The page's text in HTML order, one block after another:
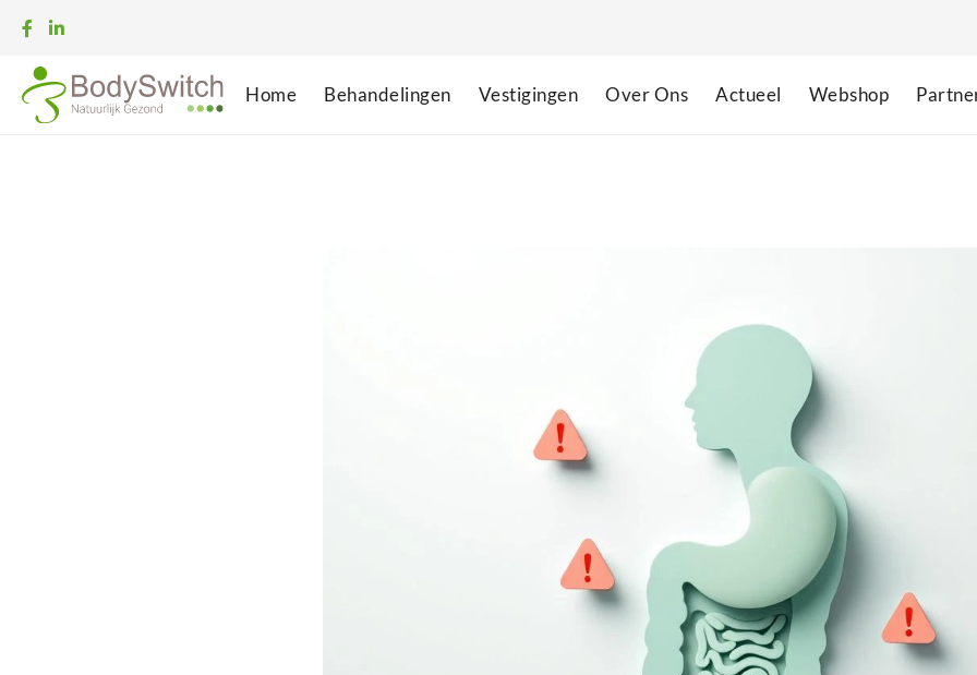
Home Behandelingen Vestigingen Over Ons Actueel Webshop